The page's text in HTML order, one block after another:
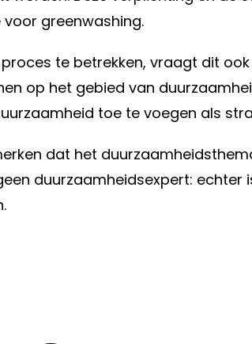
greenwashing.
te betrekken, vraagt dit
op het gebied van
toe te voegen als
dat het
duurzaamheidsexpert: